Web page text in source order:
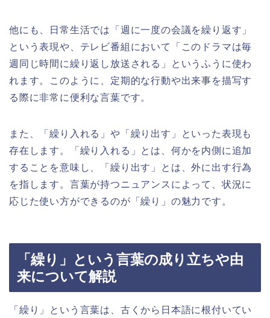
他にも、日常生活では「週に一度の会議を繰り返す」
という表現や、テレビ番組において「このドラマは毎
週同じ時間に繰り返し放送される」というふうに使わ
れます。このように、定期的な行動や出来事を描写す
る際に非常に便利な言葉です。
また、「繰り入れる」や「繰り出す」といった表現も
存在します。「繰り入れる」とは、何かを内側に追加
することを意味し、「繰り出す」とは、外に出す行為
を指します。言葉が持つニュアンスによって、状況に
応じた使い方ができるのが「繰り」の魅力です。
「繰り」という言葉の成り立ちや由
来について解説
「繰り」という言葉は、古くから日本語に根付いてい